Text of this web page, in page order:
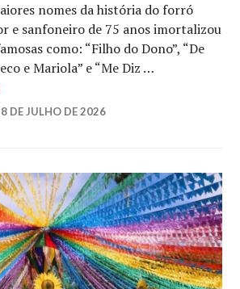
nomes da história do forró
e sanfoneiro de 75 anos imortalizou
como: “Filho do Dono”, “De
e Mariola” e “Me Diz …
José cancela shows no São
DE JULHO DE 2026